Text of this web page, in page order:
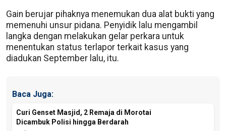
Gain berujar pihaknya menemukan dua alat bukti yang
memenuhi unsur pidana. Penyidik lalu mengambil
langka dengan melakukan gelar perkara untuk
menentukan status terlapor terkait kasus yang
diadukan September lalu, itu.
Baca Juga:
Curi Genset Masjid, 2 Remaja di Morotai
Dicambuk Polisi hingga Berdarah